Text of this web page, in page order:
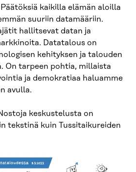
Päätöksiä kaikilla elämän aloilla
suuriin datamääriin.
hallitsevat datan ja
Datatalous on
kehityksen ja talouden
On tarpeen pohtia, millaista
ja demokratiaa haluamme
avulla.
keskustelusta on
tekstinä kuin Tussitaikureiden